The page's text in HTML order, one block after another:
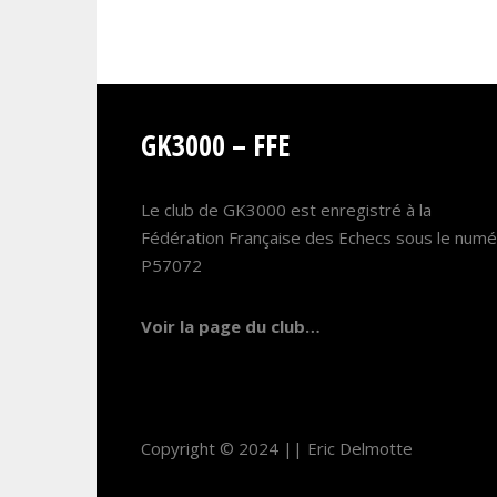
GK3000 – FFE
Le club de GK3000 est enregistré à la
Fédération Française des Echecs sous le
P57072
Voir la page du club…
Copyright © 2024 || Eric Delmotte